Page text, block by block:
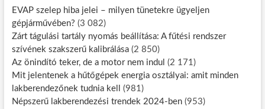
EVAP szelep hiba jelei – milyen tünetekre ügyeljen
gépjárművében? (3 082)
Zárt tágulási tartály nyomás beállítása: A fűtési rendszer
szívének szakszerű kalibrálása (2 850)
Az önindító teker, de a motor nem indul (2 171)
Mit jelentenek a hűtőgépek energia osztályai: amit minden
lakberendezőnek tudnia kell
(981)
Népszerű lakberendezési trendek 2024-ben (953)